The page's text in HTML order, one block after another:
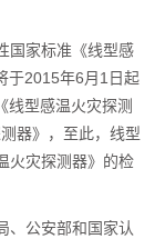
国家标准《线型感
于2015年6月1日起
线型感温火灾探测
器》，至此，线型
火灾探测器》的检
、公安部和国家认